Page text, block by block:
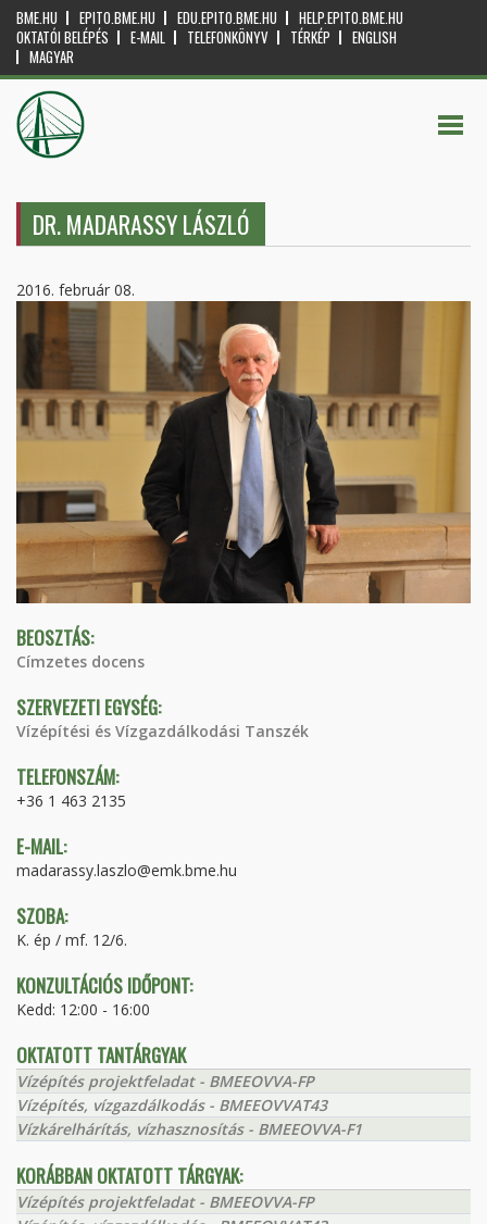
BME.HU EPITO.BME.HU EDU.EPITO.BME.HU
HELP.EPITO.BME.HU
OKTATÓI BELÉPÉS
E-MAIL TELEFONKÖNYV TÉRKÉP
ENGLISH
MAGYAR
DR. MADARASSY LÁSZLÓ
2016. február 08.
BEOSZTÁS:
Címzetes docens
SZERVEZETI EGYSÉG:
Vízépítési és Vízgazdálkodási Tanszék
TELEFONSZÁM:
+36 1 463 2135
E-MAIL:
madarassy.laszlo@emk.bme.hu
SZOBA:
K. ép / mf. 12/6.
KONZULTÁCIÓS IDŐPONT:
Kedd: 12:00 - 16:00
OKTATOTT TANTÁRGYAK
Vízépítés projektfeladat - BMEEOVVA-FP
Vízépítés, vízgazdálkodás - BMEEOVVAT43
Vízkárelhárítás, vízhasznosítás - BMEEOVVA-F1
KORÁBBAN OKTATOTT TÁRGYAK:
Vízépítés projektfeladat - BMEEOVVA-FP